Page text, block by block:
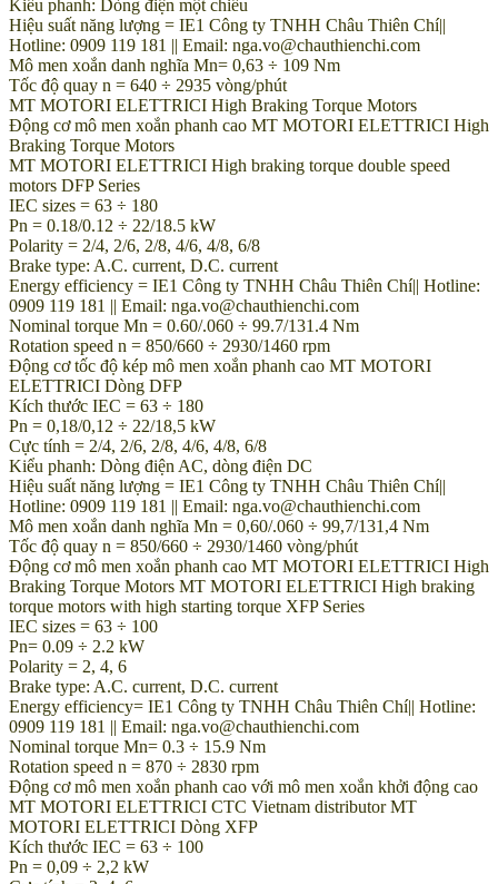
Kiểu phanh: Dòng điện một chiều
Hiệu suất năng lượng = IE1 Công ty TNHH Châu Thiên Chí||
Hotline: 0909 119 181 || Email: nga.vo@chauthienchi.com
Mô men xoắn danh nghĩa Mn= 0,63 ÷ 109 Nm
Tốc độ quay n = 640 ÷ 2935 vòng/phút
MT MOTORI ELETTRICI High Braking Torque Motors
Động cơ mô men xoắn phanh cao MT MOTORI ELETTRICI High
Braking Torque Motors
MT MOTORI ELETTRICI High braking torque double speed
motors DFP Series
IEC sizes = 63 ÷ 180
Pn = 0.18/0.12 ÷ 22/18.5 kW
Polarity = 2/4, 2/6, 2/8, 4/6, 4/8, 6/8
Brake type: A.C. current, D.C. current
Energy efficiency = IE1 Công ty TNHH Châu Thiên Chí|| Hotline:
0909 119 181 || Email: nga.vo@chauthienchi.com
Nominal torque Mn = 0.60/.060 ÷ 99.7/131.4 Nm
Rotation speed n = 850/660 ÷ 2930/1460 rpm
Động cơ tốc độ kép mô men xoắn phanh cao MT MOTORI
ELETTRICI Dòng DFP
Kích thước IEC = 63 ÷ 180
Pn = 0,18/0,12 ÷ 22/18,5 kW
Cực tính = 2/4, 2/6, 2/8, 4/6, 4/8, 6/8
Kiểu phanh: Dòng điện AC, dòng điện DC
Hiệu suất năng lượng = IE1 Công ty TNHH Châu Thiên Chí||
Hotline: 0909 119 181 || Email: nga.vo@chauthienchi.com
Mô men xoắn danh nghĩa Mn = 0,60/.060 ÷ 99,7/131,4 Nm
Tốc độ quay n = 850/660 ÷ 2930/1460 vòng/phút
Động cơ mô men xoắn phanh cao MT MOTORI ELETTRICI High
Braking Torque Motors MT MOTORI ELETTRICI High braking
torque motors with high starting torque XFP Series
IEC sizes = 63 ÷ 100
Pn= 0.09 ÷ 2.2 kW
Polarity = 2, 4, 6
Brake type: A.C. current, D.C. current
Energy efficiency= IE1 Công ty TNHH Châu Thiên Chí|| Hotline:
0909 119 181 || Email: nga.vo@chauthienchi.com
Nominal torque Mn= 0.3 ÷ 15.9 Nm
Rotation speed n = 870 ÷ 2830 rpm
Động cơ mô men xoắn phanh cao với mô men xoắn khởi động cao
MT MOTORI ELETTRICI CTC Vietnam distributor MT
MOTORI ELETTRICI Dòng XFP
Kích thước IEC = 63 ÷ 100
Pn = 0,09 ÷ 2,2 kW